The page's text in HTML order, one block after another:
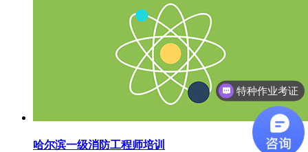
哈尔滨一级消防工程师培训
特种作业考证